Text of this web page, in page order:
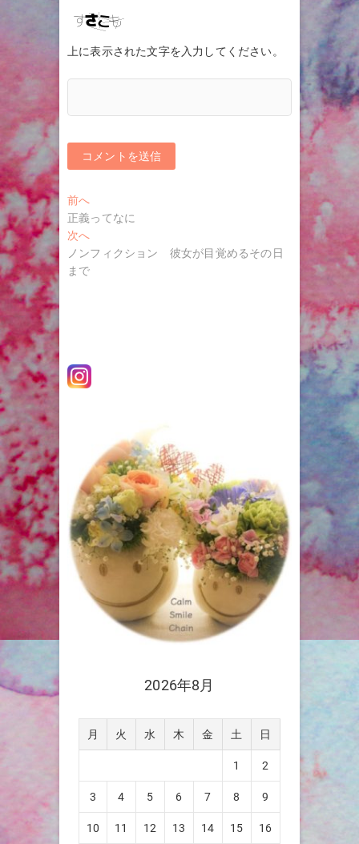
上に表示された文字を入力してください。
投
稿
ナ
ビ
ョ
前へ過
去
の
投
稿:
正義ってなに
次へ次
の
投
ノンフィクション 彼女が目覚めるその日
まで
2026年8月
月 火 水 木 金 土 日
1 2
3 4 5 6 7 8 9
10 11 12 13 14 15 16